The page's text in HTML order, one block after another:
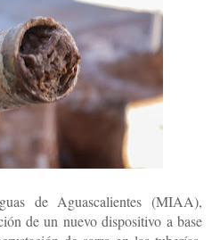
de Aguascalientes (MIAA),
de un nuevo dispositivo a base